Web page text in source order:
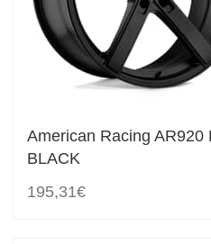
American Racing AR920
BLACK
195,31€